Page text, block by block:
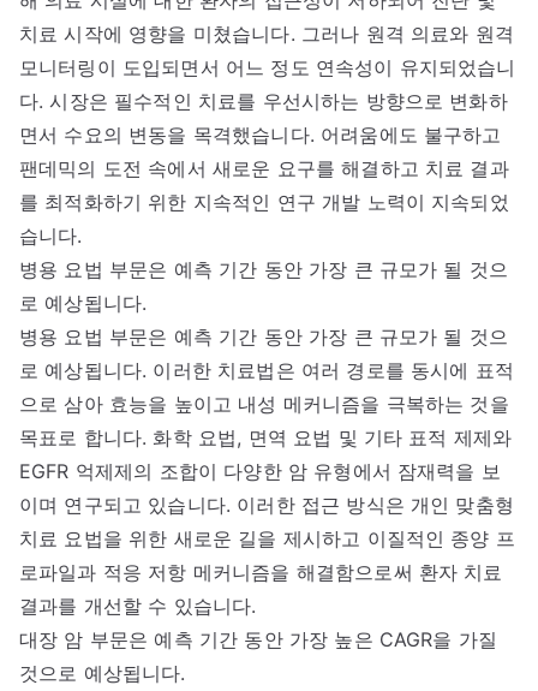
치료 시작에 영향을 미쳤습니다. 그러나 원격 의료와 원격
모니터링이 도입되면서 어느 정도 연속성이 유지되었습니
다. 시장은 필수적인 치료를 우선시하는 방향으로 변화하
면서 수요의 변동을 목격했습니다. 어려움에도 불구하고
팬데믹의 도전 속에서 새로운 요구를 해결하고 치료 결과
를 최적화하기 위한 지속적인 연구 개발 노력이 지속되었
습니다.
병용 요법 부문은 예측 기간 동안 가장 큰 규모가 될 것으
로 예상됩니다.
병용 요법 부문은 예측 기간 동안 가장 큰 규모가 될 것으
로 예상됩니다. 이러한 치료법은 여러 경로를 동시에 표적
으로 삼아 효능을 높이고 내성 메커니즘을 극복하는 것을
목표로 합니다. 화학 요법, 면역 요법 및 기타 표적 제제와
EGFR 억제제의 조합이 다양한 암 유형에서 잠재력을 보
이며 연구되고 있습니다. 이러한 접근 방식은 개인 맞춤형
치료 요법을 위한 새로운 길을 제시하고 이질적인 종양 프
로파일과 적응 저항 메커니즘을 해결함으로써 환자 치료
결과를 개선할 수 있습니다.
대장 암 부문은 예측 기간 동안 가장 높은 CAGR을 가질
것으로 예상됩니다.